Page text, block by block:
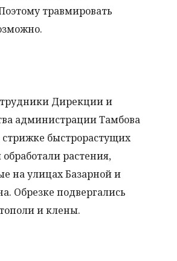
травмировать
Дирекции и
администрации Тамбова
быстрорастущих
растения,
на улицах Базарной и
Обрезке подвергались
и клены.